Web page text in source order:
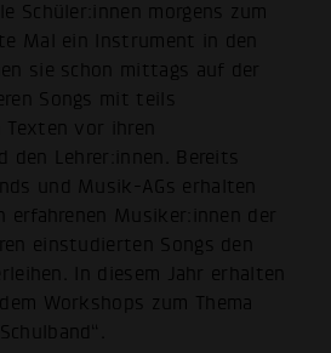
Schüler:innen morgens zum
Mal ein Instrument in den
sie schon mittags auf der
Songs mit teils
Texten vor ihren
den Lehrer:innen. Bereits
und Musik-AGs erhalten
erfahrenen Musiker:innen der
einstudierten Songs den
In diesem Jahr erhalten
Workshops zum Thema